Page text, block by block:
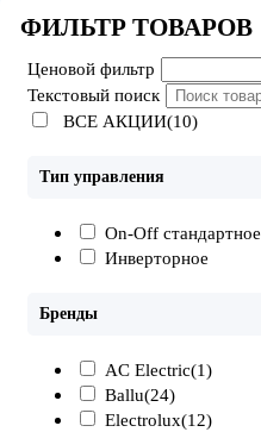
ФИЛЬТР ТОВАРОВ
Ценовой фильтр
Текстовый поиск
ВСЕ АКЦИИ(10)
Тип управления
On-Off стандартное
Инверторное
Бренды
AC Electric(1)
Ballu(24)
Electrolux(12)